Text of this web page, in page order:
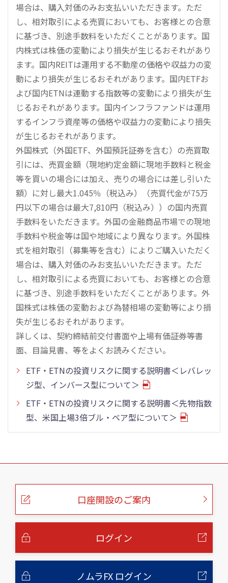
場合は、購入対価のみお支払いいただきます。ただ
し、相対取引による売買においても、お客様との合意
に基づき、別途手数料をいただくことがあります。国
内株式は株価の変動により損失が生じるおそれがあり
ます。国内REITは運用する不動産の価格や収益力の変
動により損失が生じるおそれがあります。国内ETFお
よび国内ETNは連動する指数等の変動により損失が生
じるおそれがあります。国内インフラファンドは運用
するインフラ資産等の価格や収益力の変動により損失
が生じるおそれがあります。
外国株式（外国ETF、外国預託証券を含む）の売買取
引には、売買金額（現地約定金額に現地手数料と税金
等を買いの場合には加え、売りの場合には差し引いた
額）に対し最大1.045％（税込み）（売買代金が75万
円以下の場合は最大7,810円（税込み））の国内売買
手数料をいただきます。外国の金融商品市場での現地
手数料や税金等は国や地域により異なります。外国株
式を相対取引（募集等を含む）によりご購入いただく
場合は、購入対価のみお支払いいただきます。ただ
し、相対取引による売買においても、お客様との合意
に基づき、別途手数料をいただくことがあります。外
国株式は株価の変動および為替相場の変動等により損
失が生じるおそれがあります。
詳しくは、契約締結前交付書面や上場有価証券等書
面、目論見書、等をよくお読みください。
ETF・ETNの投資リスクに関する説明書＜レバレッ
ジ型、インバース型について＞
ETF・ETNの投資リスクに関する説明書＜先物指数
型、米国上場3倍ブル・ベア型について＞
こ
口座開設のご案内
ログイン
ノムラFX ログイン